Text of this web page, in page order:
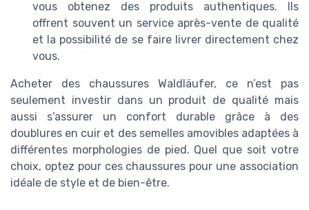
vous obtenez des produits authentiques. Ils
offrent souvent un service après-vente de qualité
et la possibilité de se faire livrer directement chez
vous.
Acheter des chaussures Waldläufer, ce n’est pas
seulement investir dans un produit de qualité mais
aussi s’assurer un confort durable grâce à des
doublures en cuir et des semelles amovibles adaptées à
différentes morphologies de pied. Quel que soit votre
choix, optez pour ces chaussures pour une association
idéale de style et de bien-être.